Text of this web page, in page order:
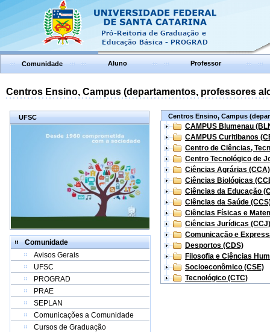
Comunidade Aluno Professor
Centros Ensino, Campus (departamentos, professores
UFSC
Comunidade
Avisos Gerais
UFSC
PROGRAD
PRAE
SEPLAN
Comunicações a Comunidade
Cursos de Graduação
Centros Ensino, Campus
CAMPUS Blumenau
CAMPUS Curitibanos
Centro de Ciências,
Centro Tecnológico de
Ciências Agrárias (CCA)
Ciências Biológicas
Ciências da Educação
Ciências da Saúde
Ciências Físicas e
Ciências Jurídicas (CCJ)
Comunicação e
Desportos (CDS)
Filosofia e Ciências
Socioeconômico (CSE)
Tecnológico (CTC)